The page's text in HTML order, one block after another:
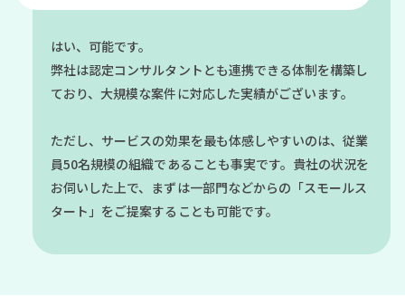
はい、可能です。
弊社は認定コンサルタントとも連携できる体制を構築し
ており、大規模な案件に対応した実績がございます。
ただし、サービスの効果を最も体感しやすいのは、従業
員50名規模の組織であることも事実です。貴社の状況を
お伺いした上で、まずは一部門などからの「スモールス
タート」をご提案することも可能です。